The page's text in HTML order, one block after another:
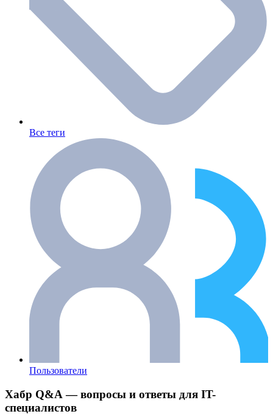
Все теги
Пользователи
Хабр Q&A — вопросы и ответы для IT-
специалистов